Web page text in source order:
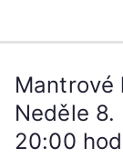
Mantrové
Neděle
20:00